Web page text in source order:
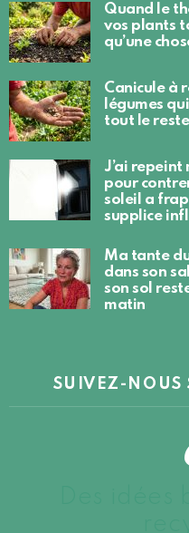
Quand le
vos plants
qu’une
Canicule à
légumes
tout le
J’ai
pour
soleil a
supplice
Ma tante
dans son
son sol
matin
SUIVEZ-NOUS